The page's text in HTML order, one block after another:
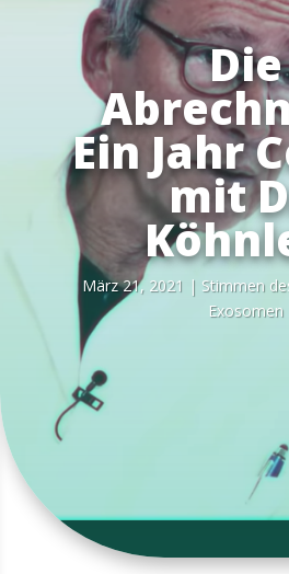
Die
Ein Jahr
mit
März 21, 2021 | Stim­men
Exosomen